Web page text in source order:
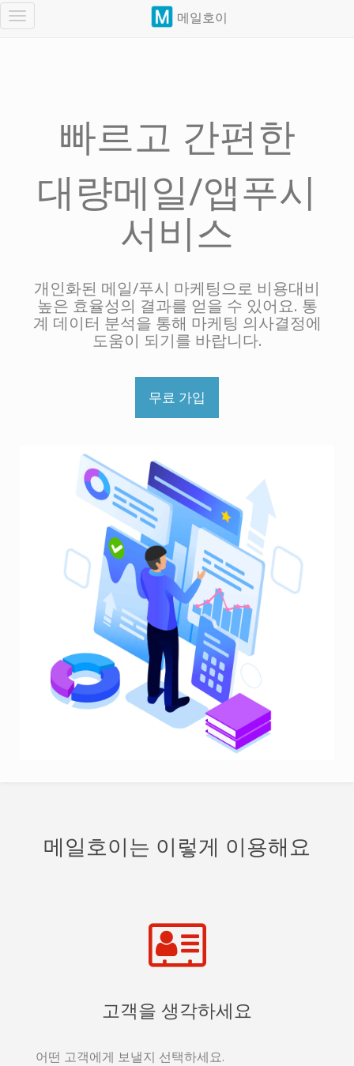
메일호이
Toggle
빠르고 간편한
대량메일/앱푸시
서비스
개인화된 메일/푸시 마케팅으로 비용대비
높은 효율성의 결과를 얻을 수 있어요. 통
계 데이터 분석을 통해 마케팅 의사결정에
도움이 되기를 바랍니다.
무료 가입
메일호이는 이렇게 이용해요
고객을 생각하세요
어떤 고객에게 보낼지 선택하세요.